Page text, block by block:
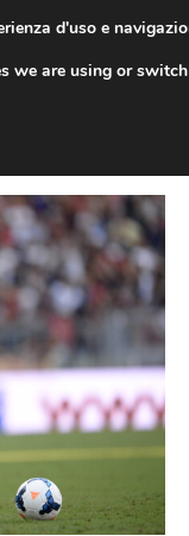
d'uso e
we are using or